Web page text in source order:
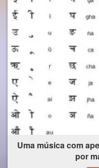
Uma música com
por